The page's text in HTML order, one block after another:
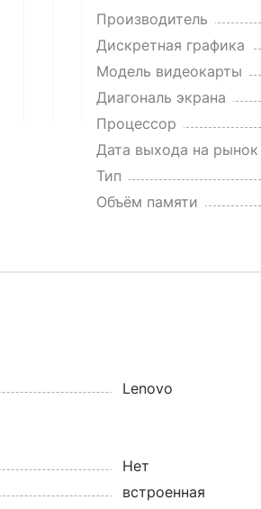
Производитель
Дискретная графика
Модель видеокарты
Диагональ экрана
Процессор
Дата выхода на рынок
Тип
Объём памяти
Lenovo
Нет
встроенная